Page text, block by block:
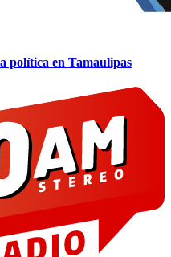
política en Tamaulipas